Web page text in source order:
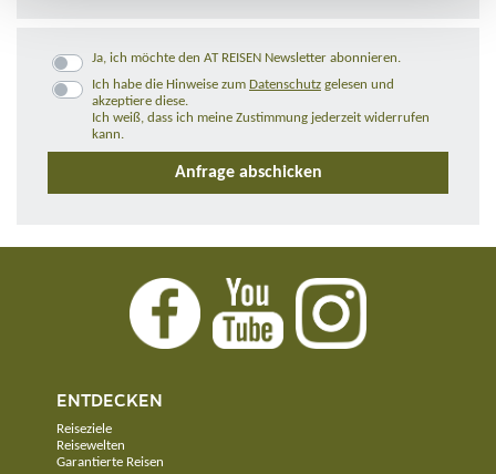
Ja, ich möchte den AT REISEN Newsletter abonnieren.
Ich habe die Hinweise zum Datenschutz gelesen und
akzeptiere diese.
Ich weiß, dass ich meine Zustimmung jederzeit widerrufen
kann.
ENTDECKEN
Reiseziele
Reisewelten
Garantierte Reisen